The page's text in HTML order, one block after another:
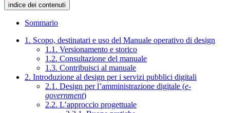
indice dei contenuti
Sommario
1. Scopo, destinatari e uso del Manuale operativo di design
1.1. Versionamento e storico
1.2. Consultazione del manuale
1.3. Contribuisci al manuale
2. Introduzione al design per i servizi pubblici digitali
2.1. Design per l’amministrazione digitale (e-
government)
2.2. L’approccio progettuale